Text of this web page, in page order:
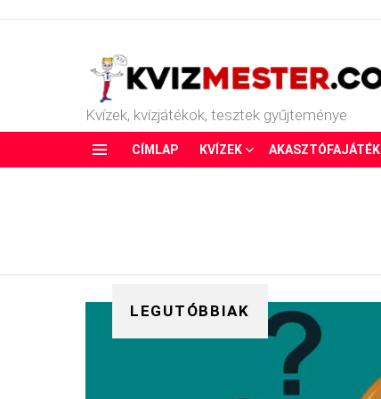
Kvízek, kvízjátékok, tesztek gyűjteménye
CÍMLAP KVÍZEK AKASZTÓFAJÁTÉK
LEGUTÓBBIAK